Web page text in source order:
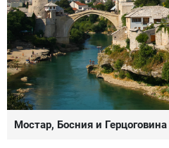
Мостар, Босния и Герцоговина